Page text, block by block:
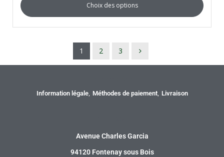
Choix des options
1 2 3
Information légale Méthodes de paiement Livraison
Avenue Charles Garcia
94120 Fontenay sous Bois